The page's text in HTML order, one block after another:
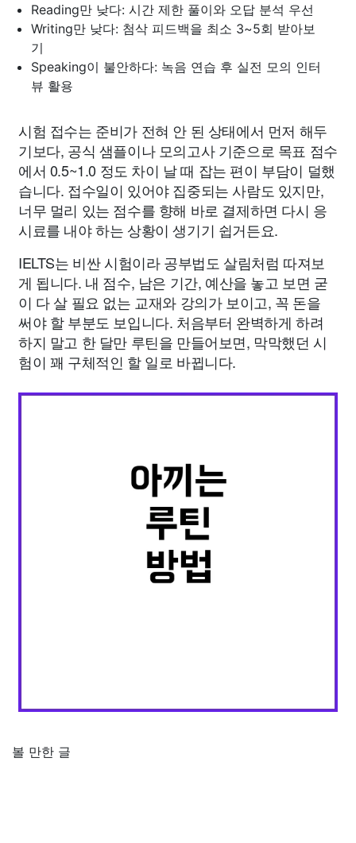
Reading만 낮다: 시간 제한 풀이와 오답 분석 우선
Writing만 낮다: 첨삭 피드백을 최소 3~5회 받아보
기
Speaking이 불안하다: 녹음 연습 후 실전 모의 인터
뷰 활용
시험 접수는 준비가 전혀 안 된 상태에서 먼저 해두
기보다, 공식 샘플이나 모의고사 기준으로 목표 점수
에서 0.5~1.0 정도 차이 날 때 잡는 편이 부담이 덜했
습니다. 접수일이 있어야 집중되는 사람도 있지만,
너무 멀리 있는 점수를 향해 바로 결제하면 다시 응
시료를 내야 하는 상황이 생기기 쉽거든요.
IELTS는 비싼 시험이라 공부법도 살림처럼 따져보
게 됩니다. 내 점수, 남은 기간, 예산을 놓고 보면 굳
이 다 살 필요 없는 교재와 강의가 보이고, 꼭 돈을
써야 할 부분도 보입니다. 처음부터 완벽하게 하려
하지 말고 한 달만 루틴을 만들어보면, 막막했던 시
험이 꽤 구체적인 할 일로 바뀝니다.
볼 만한 글